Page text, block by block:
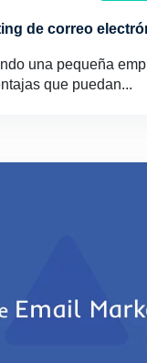
de correo
una pequeña
que puedan...